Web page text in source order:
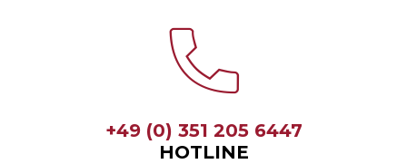
+49 (0) 351 205 6447
HOTLINE